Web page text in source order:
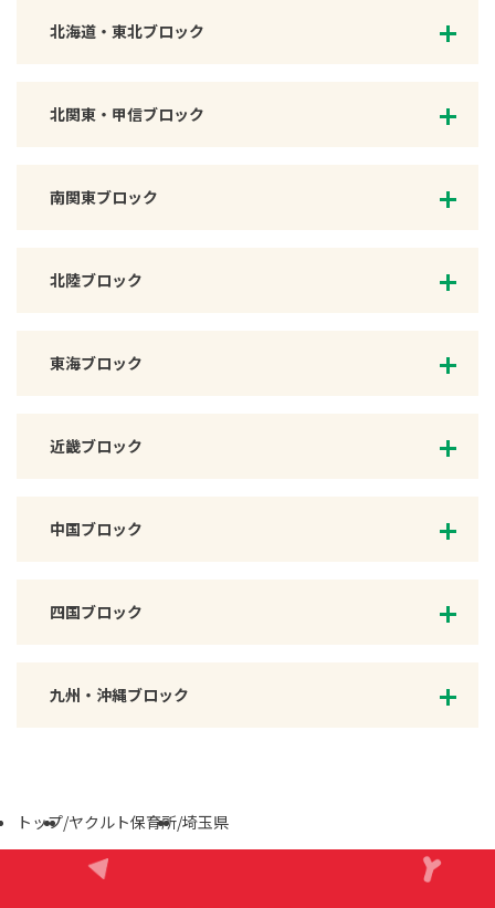
北海道・東北ブロック
北関東・甲信ブロック
南関東ブロック
北陸ブロック
東海ブロック
近畿ブロック
中国ブロック
四国ブロック
九州・沖縄ブロック
トップ/ヤクルト保育所/埼玉県